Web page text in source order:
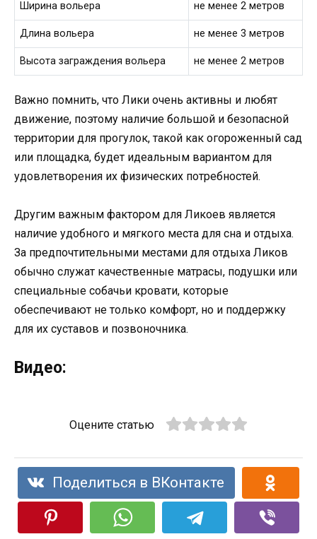
Ширина вольера не менее 2 метров
Длина вольера не менее 3 метров
Высота заграждения вольера не менее 2 метров
Важно помнить, что Лики очень активны и любят
движение, поэтому наличие большой и безопасной
территории для прогулок, такой как огороженный сад
или площадка, будет идеальным вариантом для
удовлетворения их физических потребностей.
Другим важным фактором для Ликоев является
наличие удобного и мягкого места для сна и отдыха.
За предпочтительными местами для отдыха Ликов
обычно служат качественные матрасы, подушки или
специальные собачьи кровати, которые
обеспечивают не только комфорт, но и поддержку
для их суставов и позвоночника.
Видео:
Оцените статью
Поделиться в ВКонтакте